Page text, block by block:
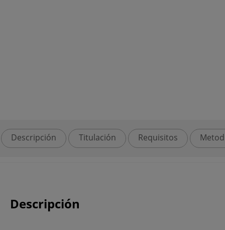
Descripción Titulación Requisitos
Descripción